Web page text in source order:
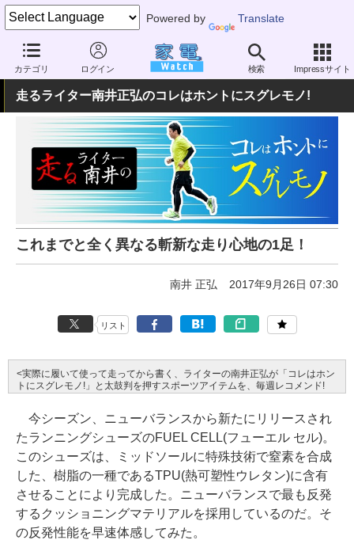
Powered by Translate
カテゴリ ログイン 検索 Impressサイト
家電 Watch その他・家電 アウトドア スポーツ
走るライター南井正弘のコレはホントにスグレモノ!
これまでと全く異なる斬新な走り心地の1足！
南井 正弘 2017年9月26日 07:30
リスト
<実際に履いて使って走ってから書く、ライターの南井正弘が「コレはホン
トにスグレモノ!」と太鼓判を押すスポーツアイテムを、毎週レコメンド!
今シーズン、ニューバランスから新たにリリースされ
たランニングシューズのFUEL CELL(フューエル セル)。
このシューズは、ミッドソールに特殊技術で窒素を合成
した、樹脂の一種であるTPU(熱可塑性ウレタン)に含有
させることにより完成した。ニューバランスで最も反発
するクッショニングマテリアルを採用しているのだ。そ
の反発性能を早速体感してみた。